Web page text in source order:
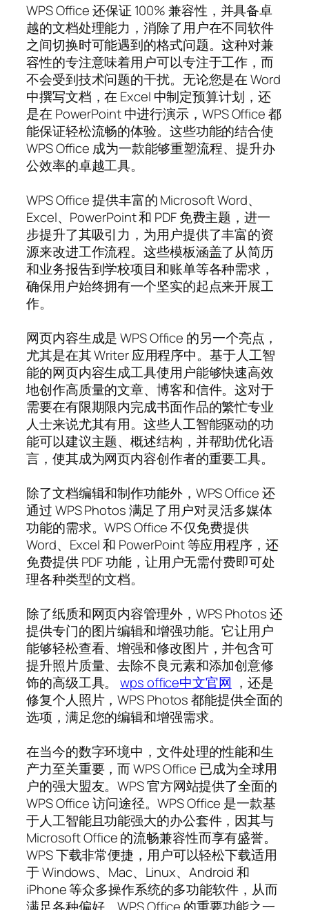
WPS Office 还保证 100% 兼容性，并具备卓
越的文档处理能力，消除了用户在不同软件
之间切换时可能遇到的格式问题。这种对兼
容性的专注意味着用户可以专注于工作，而
不会受到技术问题的干扰。无论您是在 Word
中撰写文档，在 Excel 中制定预算计划，还
是在 PowerPoint 中进行演示，WPS Office 都
能保证轻松流畅的体验。这些功能的结合使
WPS Office 成为一款能够重塑流程、提升办
公效率的卓越工具。
WPS Office 提供丰富的 Microsoft Word、
Excel、PowerPoint 和 PDF 免费主题，进一
步提升了其吸引力，为用户提供了丰富的资
源来改进工作流程。这些模板涵盖了从简历
和业务报告到学校项目和账单等各种需求，
确保用户始终拥有一个坚实的起点来开展工
作。
网页内容生成是 WPS Office 的另一个亮点，
尤其是在其 Writer 应用程序中。基于人工智
能的网页内容生成工具使用户能够快速高效
地创作高质量的文章、博客和信件。这对于
需要在有限期限内完成书面作品的繁忙专业
人士来说尤其有用。这些人工智能驱动的功
能可以建议主题、概述结构，并帮助优化语
言，使其成为网页内容创作者的重要工具。
除了文档编辑和制作功能外，WPS Office 还
通过 WPS Photos 满足了用户对灵活多媒体
功能的需求。WPS Office 不仅免费提供
Word、Excel 和 PowerPoint 等应用程序，还
免费提供 PDF 功能，让用户无需付费即可处
理各种类型的文档。
除了纸质和网页内容管理外，WPS Photos 还
提供专门的图片编辑和增强功能。它让用户
能够轻松查看、增强和修改图片，并包含可
提升照片质量、去除不良元素和添加创意修
饰的高级工具。wps office中文官网 ，还是
修复个人照片，WPS Photos 都能提供全面的
选项，满足您的编辑和增强需求。
在当今的数字环境中，文件处理的性能和生
产力至关重要，而 WPS Office 已成为全球用
户的强大盟友。WPS 官方网站提供了全面的
WPS Office 访问途径。WPS Office 是一款基
于人工智能且功能强大的办公套件，因其与
Microsoft Office 的流畅兼容性而享有盛誉。
WPS 下载非常便捷，用户可以轻松下载适用
于 Windows、Mac、Linux、Android 和
iPhone 等众多操作系统的多功能软件，从而